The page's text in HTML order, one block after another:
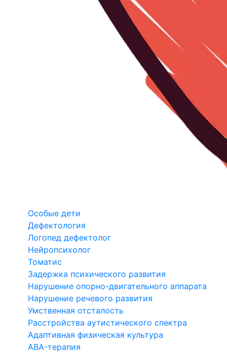
Особые дети
Дефектология
Логопед дефектолог
Нейропсихолог
Томатис
Задержка психического развития
Нарушение опорно-двигательного аппарата
Нарушение речевого развития
Умственная отсталость
Расстройства аутистического спектра
Адаптивная физическая культура
ABA-терапия